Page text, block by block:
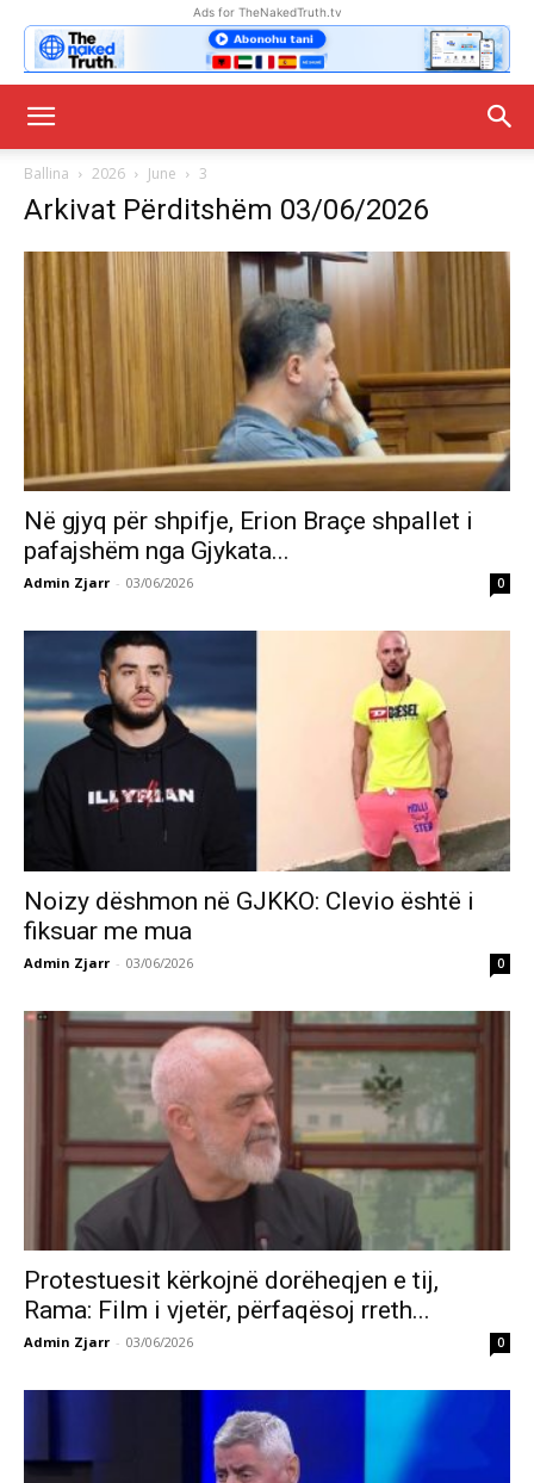
Ads for TheNakedTruth.tv
Ballina 2026 June 3
Arkivat Përditshëm 03/06/2026
Në gjyq për shpifje, Erion Braçe shpallet i
pafajshëm nga Gjykata...
Admin Zjarr - 03/06/2026 0
Noizy dëshmon në GJKKO: Clevio është i
fiksuar me mua
Admin Zjarr - 03/06/2026 0
Protestuesit kërkojnë dorëheqjen e tij,
Rama: Film i vjetër, përfaqësoj rreth...
Admin Zjarr - 03/06/2026 0